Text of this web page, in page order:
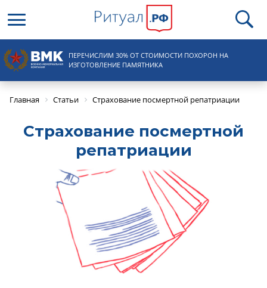
Круглосуточная справочная
8 (495) 100-31-15
ПЕРЕЧИСЛИМ 30% ОТ СТОИМОСТИ ПОХОРОН НА
ИЗГОТОВЛЕНИЕ ПАМЯТНИКА
Главная Статьи Страхование посмертной репатриации
Страхование посмертной
репатриации